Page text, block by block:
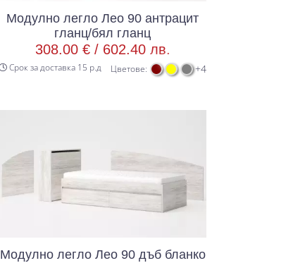
Модулно легло Лео 90 антрацит
гланц/бял гланц
308.00 € / 602.40 лв.
Срок за доставка 15 р.д Цветове: +4
Модулно легло Лео 90 дъб бланко